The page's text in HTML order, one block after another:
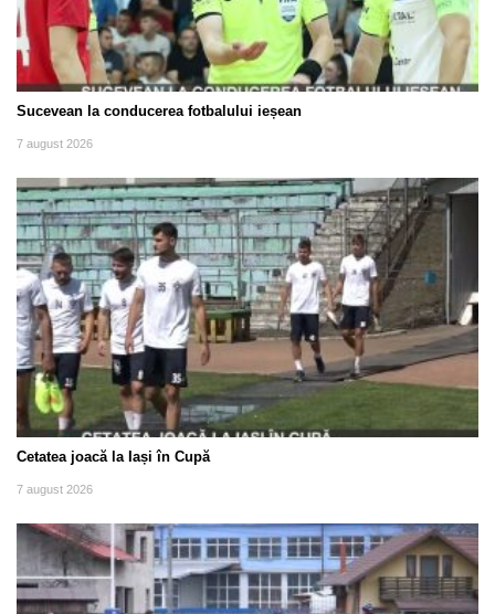
Sucevean la conducerea fotbalului ieșean
7 august 2026
Cetatea joacă la Iași în Cupă
7 august 2026